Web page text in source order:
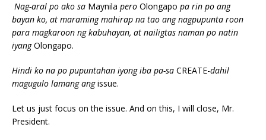
Nag-aral po ako sa Maynila pero Olongapo pa rin po ang
bayan ko, at maraming mahirap na tao ang nagpupunta roon
para magkaroon ng kabuhayan, at nailigtas naman po natin
iyangOlongapo.
Hindi ko na po pupuntahan iyong iba pa-sa CREATE-dahil
magugulo lamang angissue.
Let us just focus on the issue. And on this, I will close, Mr.
President.